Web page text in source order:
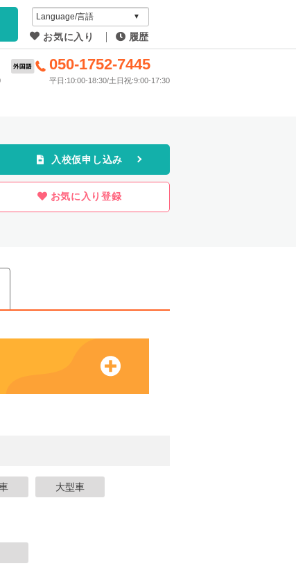
ディ
お気に入り
プラン
履歴
050-1752-7445
平日:10:00-18:30/土日祝:9:00-17:30
入校仮申し込み
お気に入り登録
大型車